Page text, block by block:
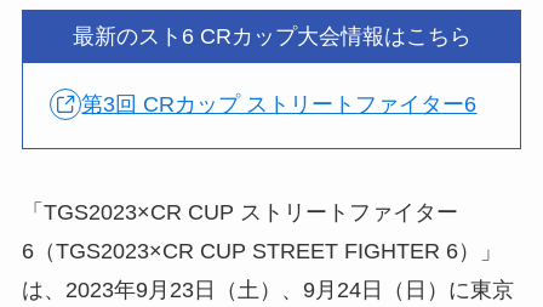
最新のスト6 CRカップ大会情報はこちら
第3回 CRカップ ストリートファイター6
「TGS2023×CR CUP ストリートファイター
6（TGS2023×CR CUP STREET FIGHTER 6）」
は、2023年9月23日（土）、9月24日（日）に東京